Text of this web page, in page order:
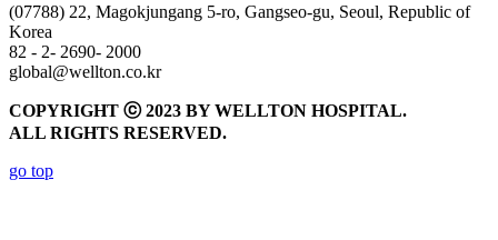
(07788) 22, Magokjungang 5-ro, Gangseo-gu, Seoul, Republic of
Korea
82 - 2- 2690- 2000
global@wellton.co.kr
COPYRIGHT ⓒ 2023 BY WELLTON HOSPITAL.
ALL RIGHTS RESERVED.
go top